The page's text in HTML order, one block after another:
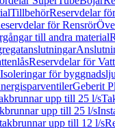
TillbehörReservdelar
för Rensrör
till andra material
Reservdelar för
Isoleringar för
Geberit
upp till 25 l/s
upp till 25 l/s
upp till 12 l/s